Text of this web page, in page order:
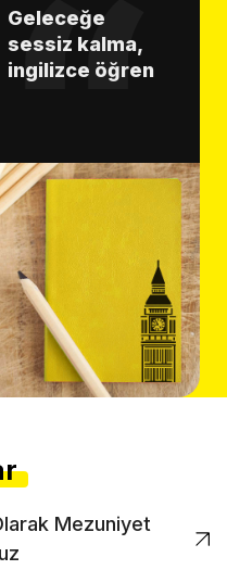
Geleceğe
sessiz kalma,
ingilizce öğren
Mezuniyet